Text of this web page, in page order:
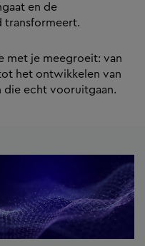
en de
transformeert.
met je meegroeit: van
het ontwikkelen van
die echt vooruitgaan.